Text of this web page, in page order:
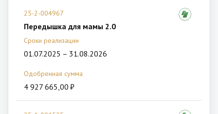
25-2-004967
Передышка для мамы 2.0
Сроки реализации
01.07.2025 – 31.08.2026
Одобренная сумма
4 927 665,00 ₽